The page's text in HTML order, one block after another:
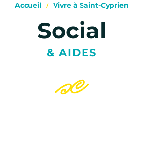
Accueil Vivre à Saint-Cyprien
Social
& AIDES